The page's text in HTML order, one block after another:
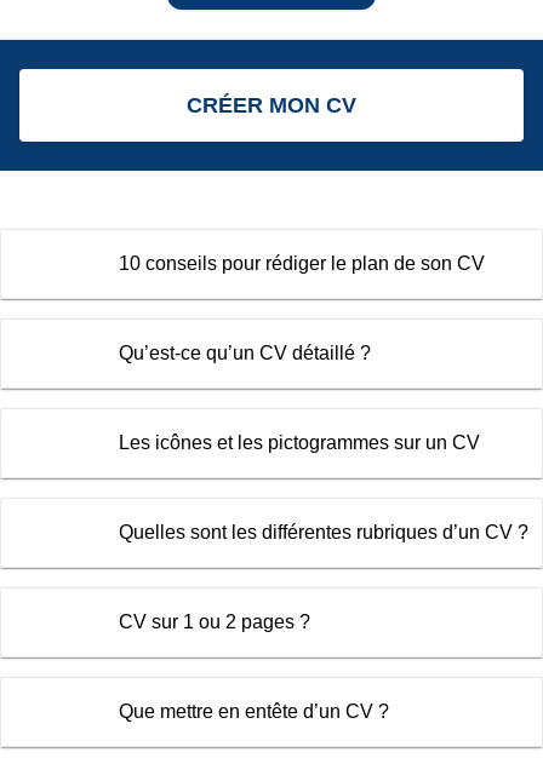
CRÉER MON CV
10 conseils pour rédiger le plan de son CV
Qu’est-ce qu’un CV détaillé ?
Les icônes et les pictogrammes sur un CV
Quelles sont les différentes rubriques d’un CV ?
CV sur 1 ou 2 pages ?
Que mettre en entête d’un CV ?